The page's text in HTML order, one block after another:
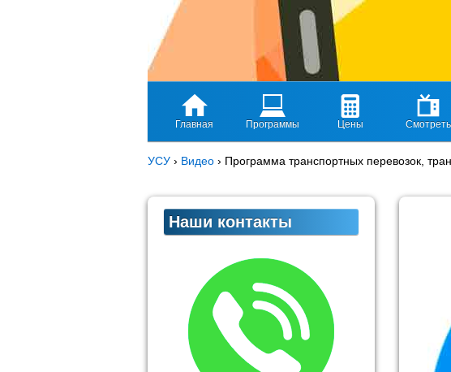
Главная Программы Цены Смотреть
УСУ › Видео › Программа транспортных перевозок,
Наши контакты